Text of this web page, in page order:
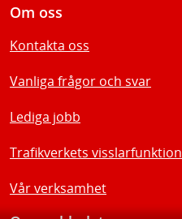
Om oss
Kontakta oss
Vanliga frågor och svar
Lediga jobb
Trafikverkets visslarfunktion
Vår verksamhet